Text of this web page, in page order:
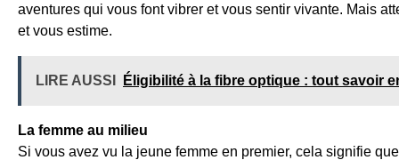
aventures qui vous font vibrer et vous sentir vivante. Mais
et vous estime.
LIRE AUSSI Éligibilité à la fibre optique : tout savoir
La femme au milieu
Si vous avez vu la jeune femme en premier, cela signifie